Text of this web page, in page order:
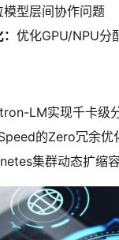
模型层间协作问题
：优化GPU/NPU分
LM实现千卡级
的Zero冗余优
集群动态扩缩